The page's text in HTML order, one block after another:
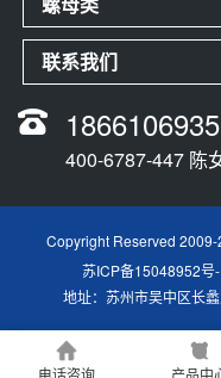
联系我们
400-6787-447 陈
Copyright Reserved
苏ICP备15048952号
地址：苏州市吴中区长
电话咨询 产品中